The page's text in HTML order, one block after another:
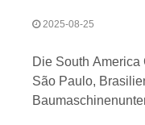
2025-08-25
Die South
São Paulo,